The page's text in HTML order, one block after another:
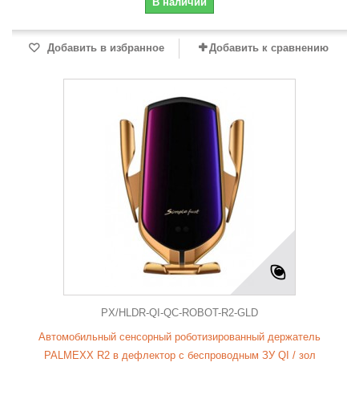
Добавить в избранное Добавить к сравнению
PX/HLDR-QI-QC-ROBOT-R2-GLD
Автомобильный сенсорный роботизированный держатель
PALMEXX R2 в дефлектор с беспроводным ЗУ QI / зол